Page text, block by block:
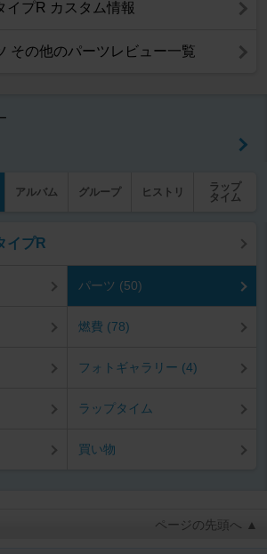
イプR カスタム情報
その他のパーツレビュー一覧
アルバム グループ ヒストリ
ラップ
タイム
イプR
パーツ (50)
燃費 (78)
フォトギャラリー (4)
ラップタイム
買い物
ページの先頭へ ▲